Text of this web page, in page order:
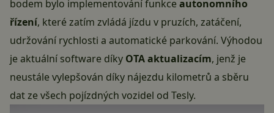
bodem bylo implementování funkceautonomního
řízení, které zatím zvládá jízdu v pruzích, zatáčení,
udržování rychlosti a automatické parkování. Výhodou
je aktuální software díky OTA aktualizacím, jenž je
neustále vylepšován díky nájezdu kilometrů a sběru
dat ze všech pojízdných vozidel od Tesly.